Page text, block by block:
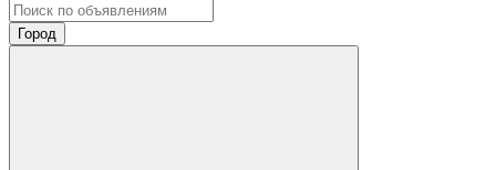
Город